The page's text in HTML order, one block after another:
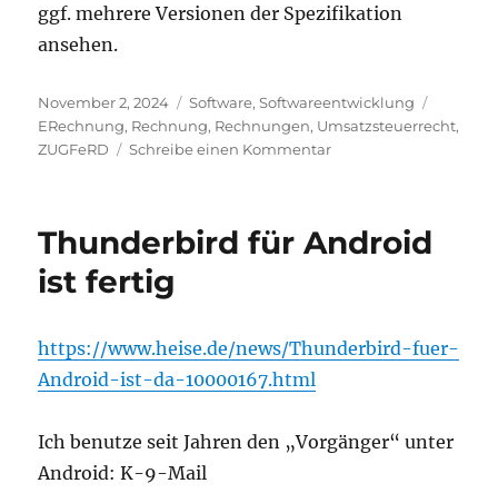
ggf. mehrere Versionen der Spezifikation
ansehen.
Veröffentlicht
am
November 2, 2024 Kategorien
Software,Softwareentwicklung
ERechnung, Rechnung, Rechnungen, Umsatzsteuerrecht,
ZUGFeRD
Schreibe einen Kommentarzu
2.3
Thunderbird für Android
ist fertig
https://www.heise.de/news/Thunderbird-fuer-
Android-ist-da-10000167.html
Ich benutze seit Jahren den „Vorgänger“ unter
Android: K-9-Mail